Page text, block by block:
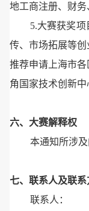
地工商注册、财务
5.大赛获奖
传、市场拓展等创
推荐申请上海市
角国家技术创新中
六、大赛解释权
本通知所涉
七、联系人及联系
联系人：